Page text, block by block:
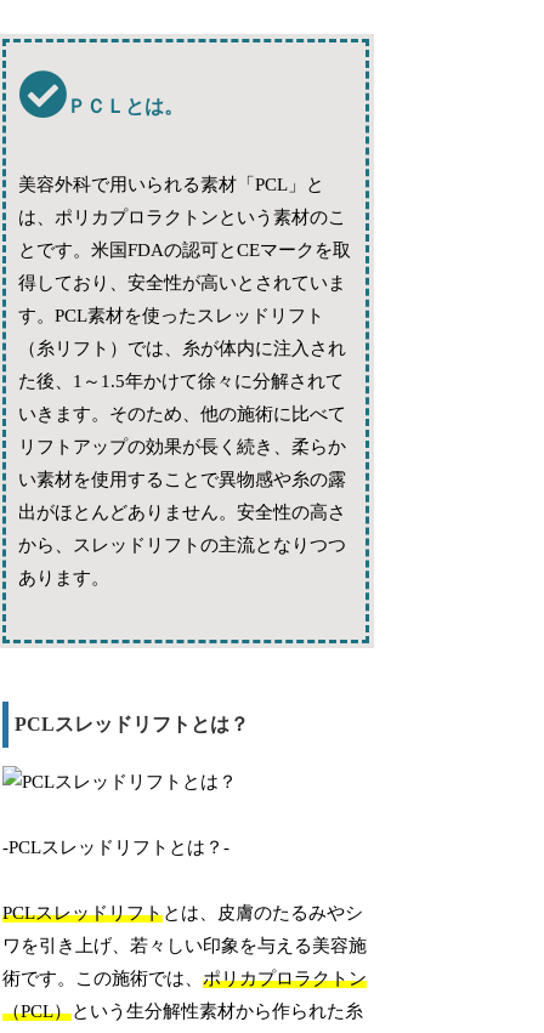
ＰＣＬとは。
美容外科で用いられる素材「PCL」と
は、ポリカプロラクトンという素材のこ
とです。米国FDAの認可とCEマークを取
得しており、安全性が高いとされていま
す。PCL素材を使ったスレッドリフト
（糸リフト）では、糸が体内に注入され
た後、1～1.5年かけて徐々に分解されて
いきます。そのため、他の施術に比べて
リフトアップの効果が長く続き、柔らか
い素材を使用することで異物感や糸の露
出がほとんどありません。安全性の高さ
から、スレッドリフトの主流となりつつ
あります。
PCLスレッドリフトとは？
-PCLスレッドリフトとは？-
PCLスレッドリフトとは、皮膚のたるみやシ
ワを引き上げ、若々しい印象を与える美容施
術です。この施術では、ポリカプロラクトン
（PCL）という生分解性素材から作られた糸